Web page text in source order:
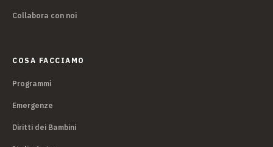
Collabora con noi
COSA FACCIAMO
Programmi
Emergenze
Diritti dei Bambini